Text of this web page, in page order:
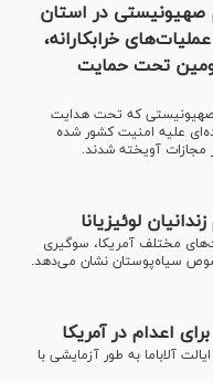
صهیونیستی در استان
خرابکارانه،
تحت حمایت
صهیونیستی که تحت هدایت
علیه امنیت کشور شده
مجازات آویخته شدند.
لوئیزیانا
مختلف آمریکا، سوگیری
سیاه‌پوستان نشان می‌دهد.
اعدام در آمریکا
آلاباما به طور آزمایشی با